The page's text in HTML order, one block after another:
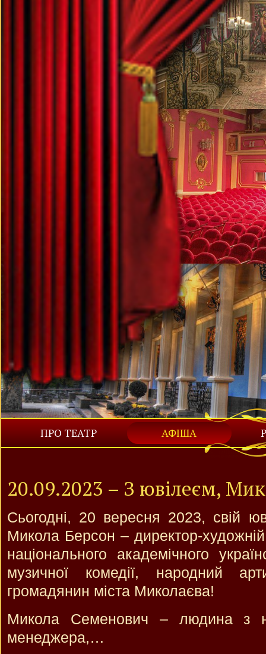
ПРО ТЕАТР АФІША
20.09.2023 – З ювілеєм,
Сьогодні, 20 вересня 2023, свій
Микола Берсон – директор-художній
національного академічного
музичної комедії, народний
громадянин міста Миколаєва!
Микола Семенович – людина з
менеджера,…